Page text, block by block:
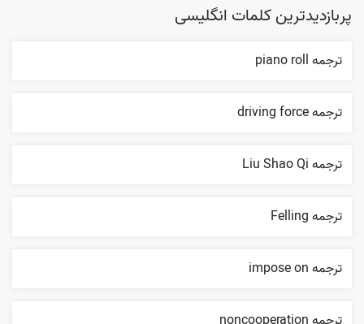
پربازدیدترین کلمات انگلیسی
ترجمه piano roll
ترجمه driving force
ترجمه Liu Shao Qi
ترجمه Felling
ترجمه impose on